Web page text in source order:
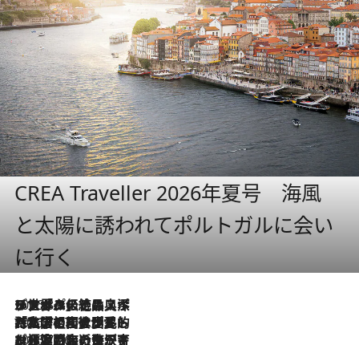
CREA Traveller 2026年夏号 海風
と太陽に誘われてポルトガルに会い
に行く
2026.8.8
リスボンの絶品スイーツ「パステル・デ・ナタ」とは？ポルトガル伝統の奥深い世界へ
2026.7.27
「私の祖国はポルトガル語です」国民的詩人フェルナンド・ペソアと、彼が愛した文学の街を歩く
2026.7.26
ポルトガル近海が育む極上の海の幸。キリリと冷えた白ワインと愉しむ、シーフード専門店の贅沢